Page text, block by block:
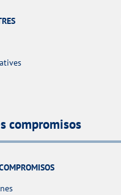
compromisos